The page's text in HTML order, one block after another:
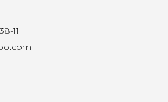
с юбкой "тюльпан". Маркировка
11